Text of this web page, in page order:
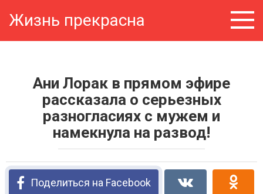
Жизнь прекрасна
Ани Лорак в прямом эфире
рассказала о серьезных
разногласиях с мужем и
намекнула на развод!
Поделиться на Facebook